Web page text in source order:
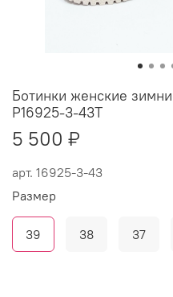
арт. 16925-3-43
Ботинки женские
P16925-3-43T
5 500 ₽
Размер
39 38 37